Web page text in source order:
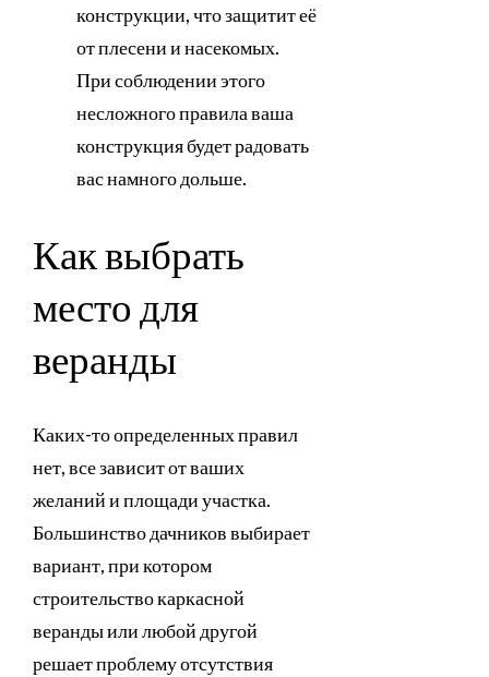
конструкции, что защитит её
от плесени и насекомых.
При соблюдении этого
несложного правила ваша
конструкция будет радовать
вас намного дольше.
Как выбрать
место для
веранды
Каких-то определенных правил
нет, все зависит от ваших
желаний и площади участка.
Большинство дачников выбирает
вариант, при котором
строительство каркасной
веранды или любой другой
решает проблему отсутствия